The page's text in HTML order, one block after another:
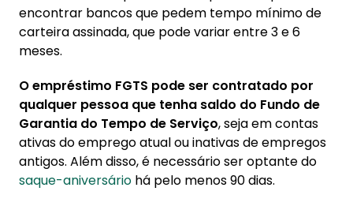
encontrar bancos que pedem tempo mínimo de
carteira assinada, que pode variar entre 3 e 6
meses.
O empréstimo FGTS pode ser contratado por
qualquer pessoa que tenha saldo do Fundo de
Garantia do Tempo de Serviço, seja em contas
ativas do emprego atual ou inativas de empregos
antigos. Além disso, é necessário ser optante do
saque-aniversário há pelo menos 90 dias.